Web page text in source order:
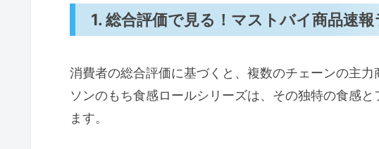
1. 総合評価で見る！マストバイ商品速
消費者の総合評価に基づくと、複数のチェーンの主
ソンのもち食感ロールシリーズは、その独特の食感
ます。